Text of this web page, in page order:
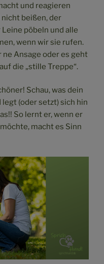
und reagieren
beißen, der
pöbeln und alle
wenn wir sie rufen.
Ansage oder es geht
die „stille Treppe“.
Schau, was dein
(oder setzt) sich hin
So lernt er, wenn er
macht es Sinn